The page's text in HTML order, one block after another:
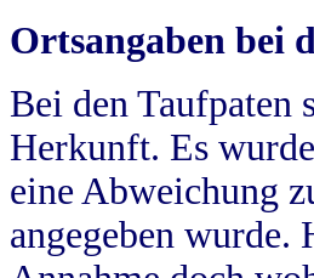
Ortsangaben bei
Bei den Taufpaten
Herkunft. Es
eine Abweichung
angegeben wurde.